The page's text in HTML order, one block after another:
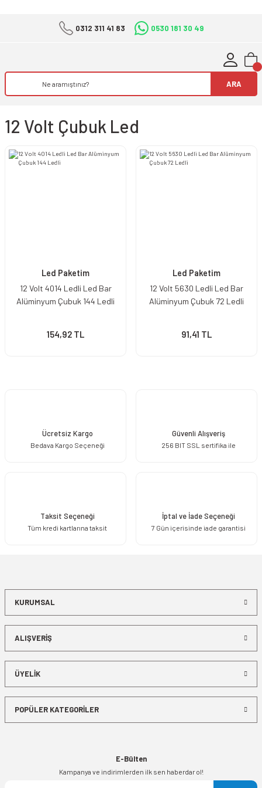
0312 311 41 83 0530 181 30 49
ARA
12 Volt Çubuk Led
Led Paketim
12 Volt 4014 Ledli Led Bar
Alüminyum Çubuk 144 Ledli
154,92 TL
Led Paketim
12 Volt 5630 Ledli Led Bar
Alüminyum Çubuk 72 Ledli
91,41 TL
Ücretsiz Kargo
Bedava Kargo Seçeneği
Güvenli Alışveriş
256 BIT SSL sertifika ile
Taksit Seçeneği
Tüm kredi kartlarına taksit
İptal ve İade Seçeneği
7 Gün içerisinde iade garantisi
KURUMSAL
ALIŞVERİŞ
ÜYELİK
POPÜLER KATEGORİLER
E-Bülten
Kampanya ve indirimlerden ilk sen haberdar ol!